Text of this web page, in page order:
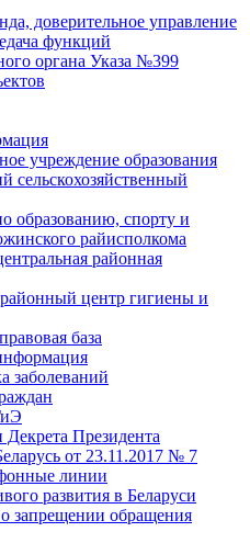
доверительное управление
функций
органа Указа №399
учреждение образования
сельскохозяйственный
образованию, спорту и
райисполкома
районная
центр гигиены и
база
заболеваний
Президента
от 23.11.2017 № 7
линии
развития в Беларуси
запрещении обращения